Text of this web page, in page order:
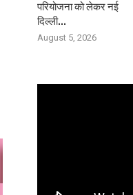
परियोजना को लेकर नई
दिल्ली...
August 5, 2026